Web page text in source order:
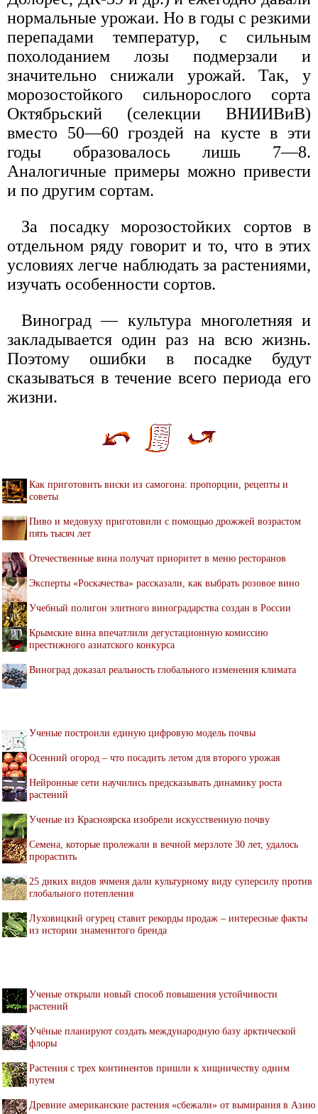
нормальные урожаи. Но в годы с резкими
перепадами температур, с сильным
похолоданием лозы подмерзали и
значительно снижали урожай. Так, у
морозостойкого сильнорослого сорта
Октябрьский (селекции ВНИИВиВ)
вместо 50—60 гроздей на кусте в эти
годы образовалось лишь 7—8.
Аналогичные примеры можно привести
и по другим сортам.
За посадку морозостойких сортов в
отдельном ряду говорит и то, что в этих
условиях легче наблюдать за растениями,
изучать особенности сортов.
Виноград — культура многолетняя и
закладывается один раз на всю жизнь.
Поэтому ошибки в посадке будут
сказываться в течение всего периода его
жизни.
Как приготовить виски из самогона: пропорции, рецепты и
советы
Пиво и медовуху приготовили с помощью дрожжей возрастом
пять тысяч лет
Отечественные вина получат приоритет в меню ресторанов
Эксперты «Роскачества» рассказали, как выбрать розовое вино
Учебный полигон элитного виноградарства создан в России
Крымские вина впечатлили дегустационную комиссию
престижного азиатского конкурса
Виноград доказал реальность глобального изменения климата
Ученые построили единую цифровую модель почвы
Осенний огород – что посадить летом для второго урожая
Нейронные сети научились предсказывать динамику роста
растений
Ученые из Красноярска изобрели искусственную почву
Семена, которые пролежали в вечной мерзлоте 30 лет, удалось
прорастить
25 диких видов ячменя дали культурному виду суперсилу против
глобального потепления
Луховицкий огурец ставит рекорды продаж – интересные факты
из истории знаменитого бренда
Ученые открыли новый способ повышения устойчивости
растений
Учёные планируют создать международную базу арктической
флоры
Растения с трех континентов пришли к хищничеству одним
путем
Древние американские растения «сбежали» от вымирания в Азию